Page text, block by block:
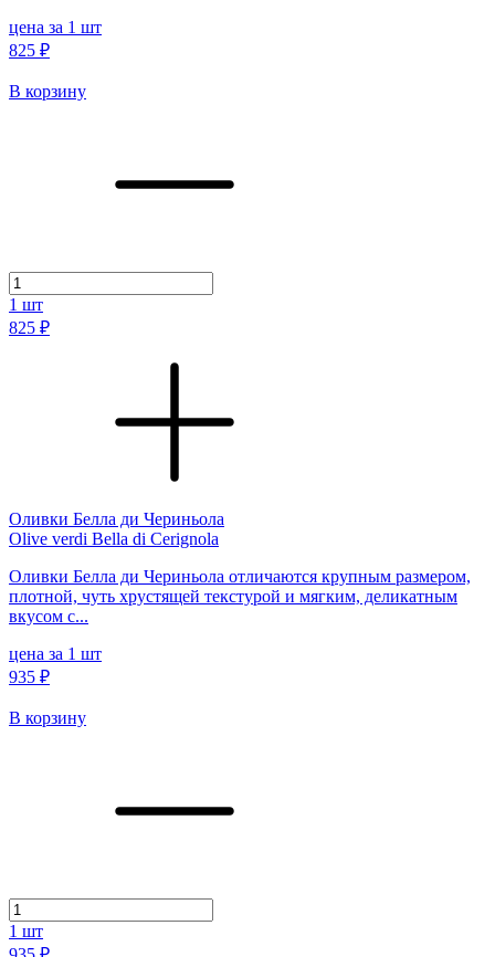
цена за 1 шт
825 ₽
В корзину
1 шт
825 ₽
Оливки Белла ди Чериньола
Olive verdi Bella di Cerignola
Оливки Белла ди Чериньола отличаются крупным размером,
плотной, чуть хрустящей текстурой и мягким, деликатным
вкусом с...
цена за 1 шт
935 ₽
В корзину
1 шт